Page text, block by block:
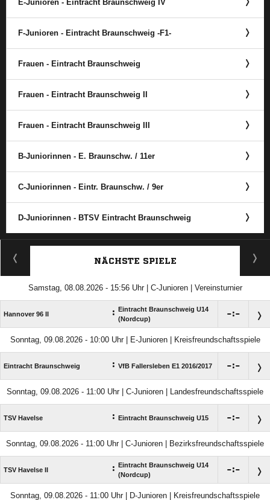
E-Junioren - Eintracht Braunschweig IV
F-Junioren - Eintracht Braunschweig -F1-
Frauen - Eintracht Braunschweig
Frauen - Eintracht Braunschweig II
Frauen - Eintracht Braunschweig III
B-Juniorinnen - E. Braunschw. /​ 11er
C-Juniorinnen - Eintr. Braunschw. /​ 9er
D-Juniorinnen - BTSV Eintracht Braunschweig
ANZEIGE
NÄCHSTE SPIELE
Samstag, 08.08.2026 - 15:56 Uhr | C-Junioren | Vereinsturnier
Hannover 96 II : Eintracht Braunschweig U14
(Nordcup)
:
Sonntag, 09.08.2026 - 10:00 Uhr | E-Junioren | Kreisfreundschaftsspiele
Eintracht Braunschweig : VfB Fallersleben E1 2016/​2017 :
Sonntag, 09.08.2026 - 11:00 Uhr | C-Junioren | Landesfreundschaftsspiele
TSV Havelse : Eintracht Braunschweig U15 :
Sonntag, 09.08.2026 - 11:00 Uhr | C-Junioren | Bezirksfreundschaftsspiele
TSV Havelse II : Eintracht Braunschweig U14
(Nordcup)
:
Sonntag, 09.08.2026 - 11:00 Uhr | D-Junioren | Kreisfreundschaftsspiele